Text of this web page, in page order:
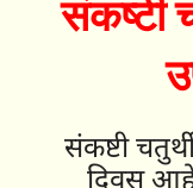
संकष्टी
संकष्टी
दिवस